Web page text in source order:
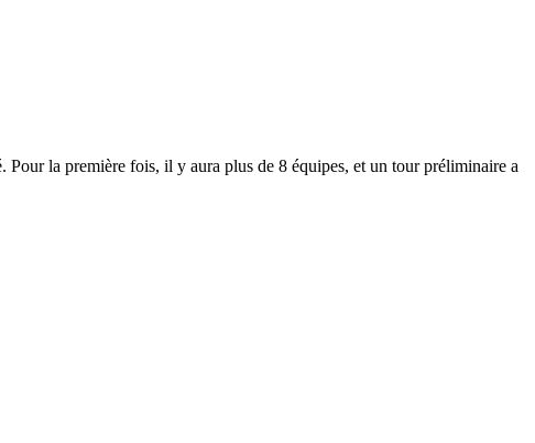
Pour la première fois, il y aura plus de 8 équipes, et un tour préliminaire a